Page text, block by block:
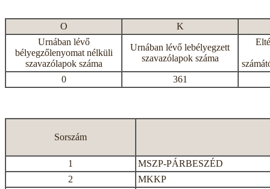
O
K
Urnában lévő
bélyegzőlenyomat nélküli
szavazólapok száma
Urnában lévő lebélyegzett
szavazólapok száma
0
361
Sorszám
1
MSZP-PÁRBESZÉD
2
MKKP